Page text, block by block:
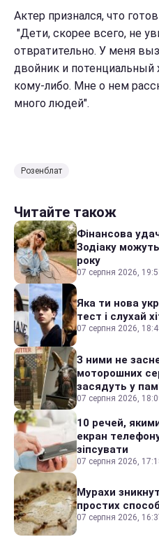
Актер признался, что
"Дети, скорее всего, не
отвратительно. У меня
двойник и
кому-либо. Мне о нем
много людей".
Розенблат
Читайте також
Фінансова
Зодіаку
року
07 серпня 2026,
Яка ти нова
тест і слухай
07 серпня 2026,
З ними не
моторошних
засядуть у
07 серпня 2026,
10 речей,
екран
зіпсувати
07 серпня 2026,
Мурахи
простих
07 серпня 2026,